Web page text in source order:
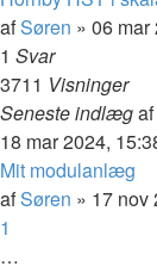
afSøren » 06 mar
1 Svar
3711 Visninger
Seneste indlægaf
18 mar 2024,
Mit modulanlæg
afSøren » 17 nov
1
…